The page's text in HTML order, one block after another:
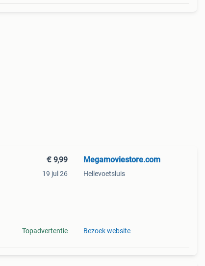
€ 9,99
19 jul 26
Topadvertentie
Megamoviestore.com
Hellevoetsluis
Bezoek website